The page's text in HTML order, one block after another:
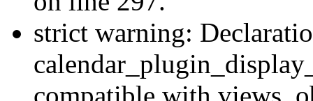
strict warning:
compatible with